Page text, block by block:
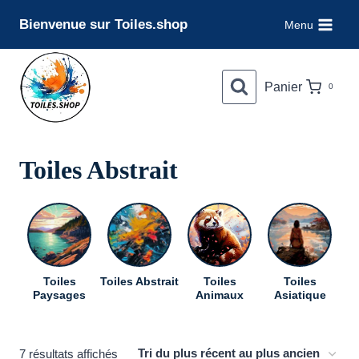
contenu
Bienvenue sur Toiles.shop Menu
Panier 0
Toiles Abstrait
Toiles
Paysages
Toiles Abstrait
Toiles
Animaux
Toiles
Asiatique
7 résultats affichés